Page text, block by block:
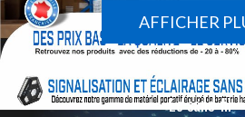
AFFICHER
Le sans-fil